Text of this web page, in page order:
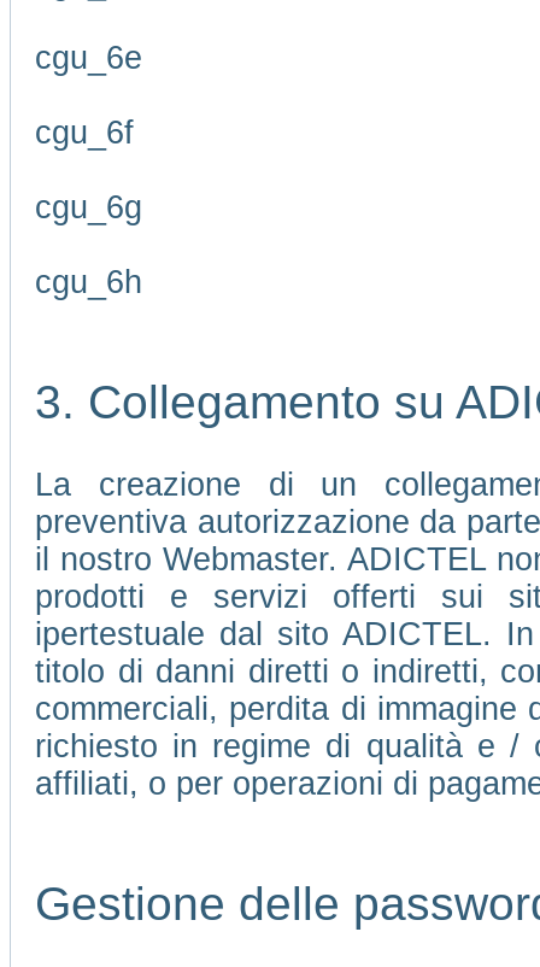
cgu_6e
cgu_6f
cgu_6g
cgu_6h
3. Collegamento su
La creazione di un
preventiva autorizzazione da
il nostro Webmaster. ADICTEL
prodotti e servizi offerti sui
ipertestuale dal sito ADICTEL.
titolo di danni diretti o indiretti,
commerciali, perdita di
richiesto in regime di qualità e /
affiliati, o per operazioni di
Gestione delle